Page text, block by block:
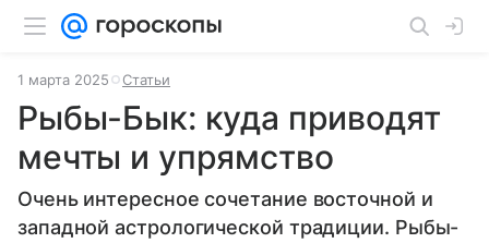
1 марта 2025 Статьи
Рыбы-Бык: куда приводят
мечты и упрямство
Очень интересное сочетание восточной и
западной астрологической традиции. Рыбы-